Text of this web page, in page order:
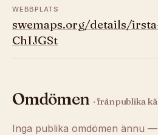
WEBBPLATS
swemaps.org/details/
ChIJGSt
Omdömen · från publika
Inga publika omdömen ännu